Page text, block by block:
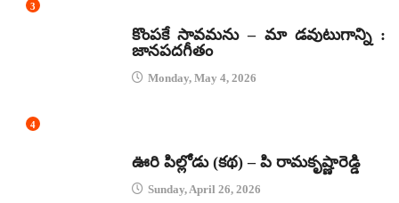
3
కొంపకే సావమను – మా డవుటుగాన్ని :
జానపదగీతం
Monday, May 4, 2026
4
ఊరి పిల్లోడు (కథ) – పి రామకృష్ణారెడ్డి
Sunday, April 26, 2026